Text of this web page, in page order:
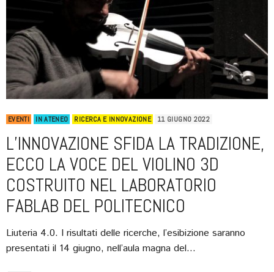
EVENTI IN ATENEO RICERCA E INNOVAZIONE 11 GIUGNO 2022
L’INNOVAZIONE SFIDA LA TRADIZIONE,
ECCO LA VOCE DEL VIOLINO 3D
COSTRUITO NEL LABORATORIO
FABLAB DEL POLITECNICO
Liuteria 4.0. I risultati delle ricerche, l’esibizione saranno
presentati il 14 giugno, nell’aula magna del…